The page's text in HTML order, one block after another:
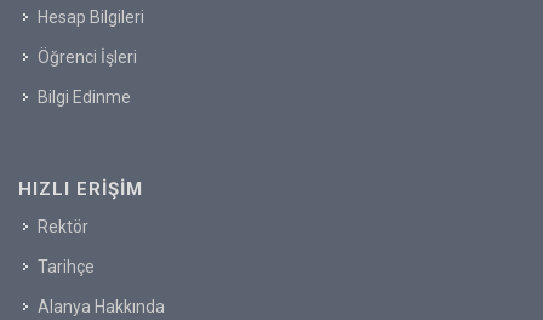
Hesap Bilgileri
Öğrenci İşleri
Bilgi Edinme
HIZLI ERIŞIM
Rektör
Tarihçe
Alanya Hakkında